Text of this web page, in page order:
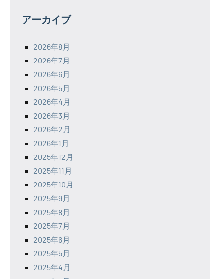
アーカイブ
2026年8月
2026年7月
2026年6月
2026年5月
2026年4月
2026年3月
2026年2月
2026年1月
2025年12月
2025年11月
2025年10月
2025年9月
2025年8月
2025年7月
2025年6月
2025年5月
2025年4月